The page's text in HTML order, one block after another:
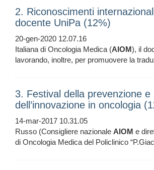
2. Riconoscimenti
docente UniPa (12%)
20-gen-2020 12.07.16
Italiana di Oncologia Medica (AIOM), il
lavorando, inoltre, per promuovere la
3. Festival della prevenzione e
dell’innovazione in oncologia
14-mar-2017 10.31.05
Russo (Consigliere nazionale AIOM e
di Oncologia Medica del Policlinico